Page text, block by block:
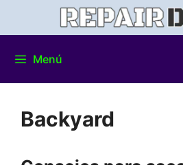
Menú
Backyard